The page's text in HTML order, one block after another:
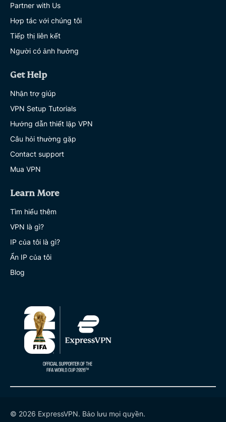
Partner with Us
Hợp tác với chúng tôi
Tiếp thị liên kết
Người có ảnh hưởng
Get Help
Nhận trợ giúp
VPN Setup Tutorials
Hướng dẫn thiết lập VPN
Câu hỏi thường gặp
Contact support
Mua VPN
Learn More
Tìm hiểu thêm
VPN là gì?
IP của tôi là gì?
Ẩn IP của tôi
Blog
© 2026 ExpressVPN. Bảo lưu mọi quyền.